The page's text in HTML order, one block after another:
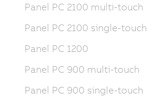
Panel PC 2100 multi-touch
Panel PC 2100 single-touch
Panel PC 1200
Panel PC 900 multi-touch
Panel PC 900 single-touch